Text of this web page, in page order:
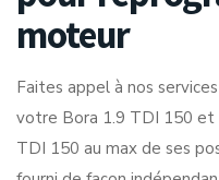
moteur
Faites appel à nos
votre Bora 1.9 TDI 150 et
TDI 150 au max de ses